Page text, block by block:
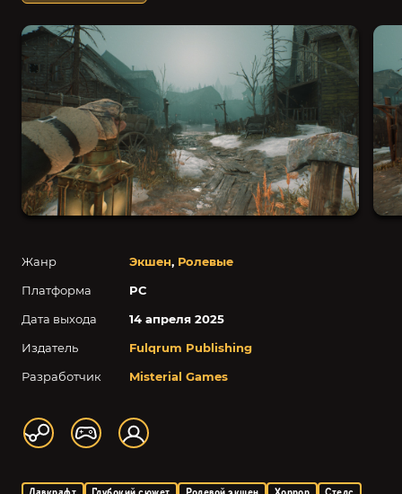
Жанр Экшен, Ролевые
Платформа
PC
Дата выхода
14 апреля 2025
Издатель
Fulqrum Publishing
Разработчик
Misterial Games